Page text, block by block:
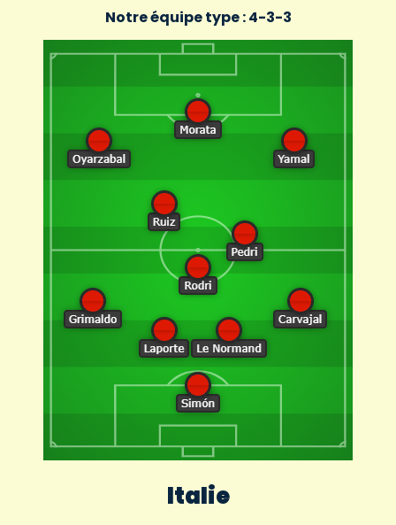
Notre équipe type : 4-3-3
Italie